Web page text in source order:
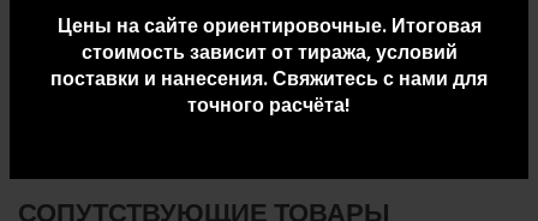
Цены на сайте ориентировочные. Итоговая
стоимость зависит от тиража, условий
поставки и нанесения. Свяжитесь с нами для
точного расчёта!
ДОПОЛНИТЕЛЬНАЯ ИНФОРМАЦИЯ
ДОСТАВКА И ОПЛАТА